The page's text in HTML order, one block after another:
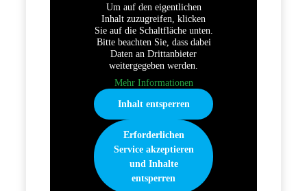
Um auf den eigentlichen
Inhalt zuzugreifen, klicken
Sie auf die Schaltfläche unten.
Bitte beachten Sie, dass dabei
Daten an Drittanbieter
weitergegeben werden.
Mehr Informationen
Inhalt entsperren
Erforderlichen
Service akzeptieren
und Inhalte
entsperren